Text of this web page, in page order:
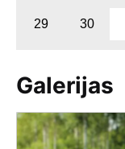
29 30
Galerijas